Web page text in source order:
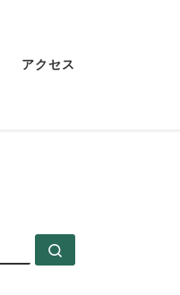
アクセス
SEARCH